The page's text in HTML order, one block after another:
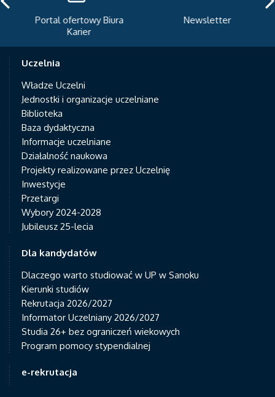
Portal ofertowy Biura
Karier
Newsletter
Uczelnia
Władze Uczelni
Jednostki i organizacje uczelniane
Biblioteka
Baza dydaktyczna
Informacje uczelniane
Działalność naukowa
Projekty realizowane przez Uczelnię
Inwestycje
Przetargi
Wybory 2024-2028
Jubileusz 25-lecia
Dla kandydatów
Dlaczego warto studiować w UP w Sanoku
Kierunki studiów
Rekrutacja 2026/2027
Informator Uczelniany 2026/2027
Studia 26+ bez ograniczeń wiekowych
Program pomocy stypendialnej
e-rekrutacja